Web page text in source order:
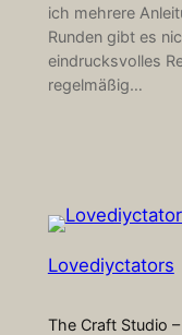
ich mehrere
Runden gibt es
eindrucksvolles
regelmäßig…
Lovediyctators
The Craft Studio